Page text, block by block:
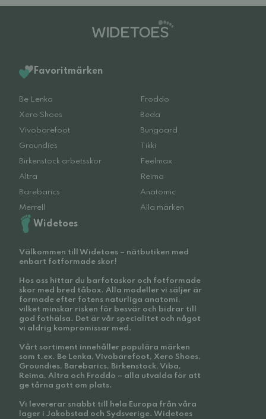
Favoritmärken
Be Lenka
Froddo
Xero Shoes
Beda
Vivobarefoot
Bungaard
Groundies
Tikki
Birkenstock arbetsskor
Feelmax
Altra
Reima
Barebarics
Anatomic
Merrell
Alla märken
Widetoes
Välkommen till Widetoes – nätbutiken med
enbart fotformade skor!
Hos oss hittar du barfotaskor och fotformade
skor med bred tåbox. Alla modeller vi säljer är
formade efter fotens naturliga anatomi,
vilket minskar risken för besvär och bidrar till
god fothälsa. Det är vår specialitet och något
vi aldrig kompromissar med.
Vårt sortiment innehåller populära märken
som t.ex. Be Lenka, Vivobarefoot, Xero Shoes,
Groundies, Barebarics, Birkenstock, Viba,
Reima, Altra och Froddo – alla utvalda för att
ge tårna gott om plats.
Vi levererar snabbt till hela Europa från våra
lager i Jakobstad och Sydsverige. Widetoes